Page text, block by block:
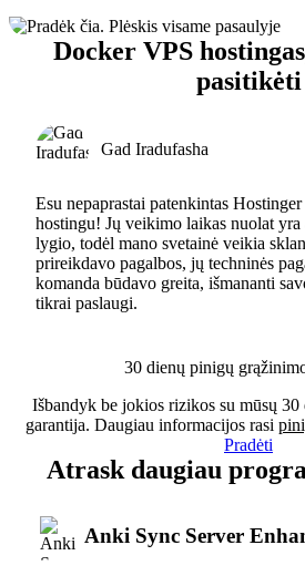
Docker VPS
pasitikėti
Gad Iradufasha
Esu nepaprastai patenkintas
hostingu! Jų veikimo laikas nuolat yra
lygio, todėl mano svetainė veikia
prireikdavo pagalbos, jų techninės
komanda būdavo greita, išmananti
tikrai paslaugi.
30 dienų pinigų
Išbandyk be jokios rizikos su mūsų
garantija. Daugiau informacijos rasi
Pradėti
Atrask daugiau
Anki Sync Server